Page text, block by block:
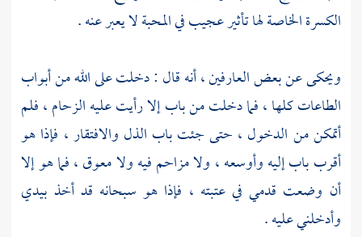
الكسرة الخاصة لها تأثير عجيب في المحبة لا يعبر عنه .
ويحكى عن بعض العارفين ، أنه قال : دخلت على الله من أبواب
الطاعات كلها ، فما دخلت من باب إلا رأيت عليه الزحام ، فلم
أتمكن من الدخول ، حتى جئت باب الذل والافتقار ، فإذا هو
أقرب باب إليه وأوسعه ، ولا مزاحم فيه ولا معوق ، فما هو إلا
أن وضعت قدمي في عتبته ، فإذا هو سبحانه قد أخذ بيدي
وأدخلني عليه .